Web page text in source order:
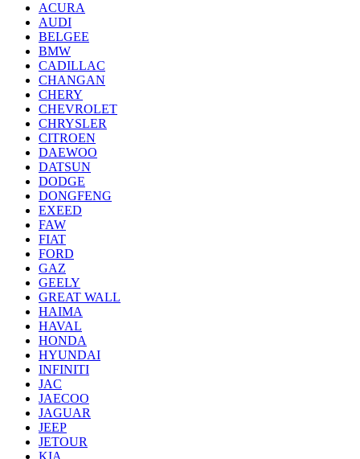
ACURA
AUDI
BELGEE
BMW
CADILLAC
CHANGAN
CHERY
CHEVROLET
CHRYSLER
CITROEN
DAEWOO
DATSUN
DODGE
DONGFENG
EXEED
FAW
FIAT
FORD
GAZ
GEELY
GREAT WALL
HAIMA
HAVAL
HONDA
HYUNDAI
INFINITI
JAC
JAECOO
JAGUAR
JEEP
JETOUR